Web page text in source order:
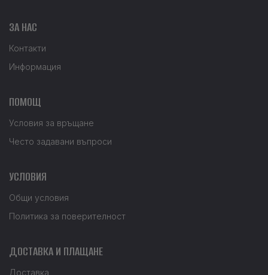
ЗА НАС
Контакти
Информация
ПОМОЩ
Условия за връщане
Често задавани въпроси
УСЛОВИЯ
Общи условия
Политика за поверителност
ДОСТАВКА И ПЛАЩАНЕ
Доставка